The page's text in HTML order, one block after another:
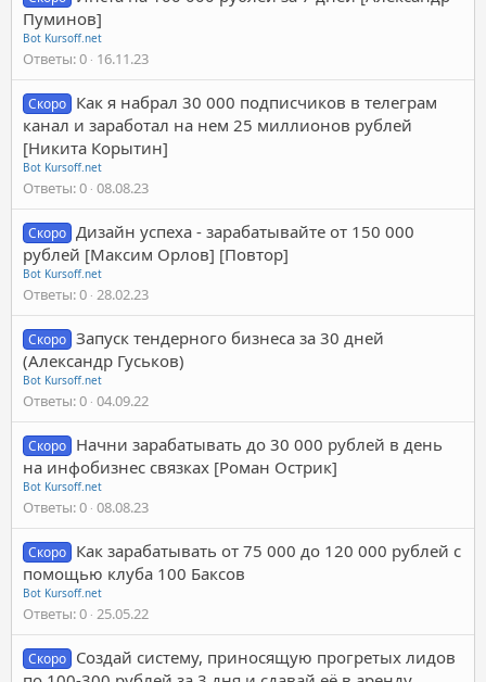
Пуминов]
Bot Kursoff.net
Ответы 0 16.11.23
Скоро Как я набрал 30 000 подписчиков в телеграм
канал и заработал на нем 25 миллионов рублей
[Никита Корытин]
Bot Kursoff.net
Ответы 0 08.08.23
Скоро Дизайн успеха - зарабатывайте от 150 000
рублей [Максим Орлов] [Повтор]
Bot Kursoff.net
Ответы 0 28.02.23
Скоро Запуск тендерного бизнеса за 30 дней
(Александр Гуськов)
Bot Kursoff.net
Ответы 0 04.09.22
Скоро Начни зарабатывать до 30 000 рублей в день
на инфобизнес связках [Роман Острик]
Bot Kursoff.net
Ответы 0 08.08.23
Скоро Как зарабатывать от 75 000 до 120 000 рублей с
помощью клуба 100 Баксов
Bot Kursoff.net
Ответы 0 25.05.22
Скоро Создай систему, приносящую прогретых лидов